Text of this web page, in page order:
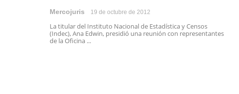
Mercojuris 19 de octubre de 2012
La titular del Instituto Nacional de Estadística y Censos
(Indec), Ana Edwin, presidió una reunión con representantes
de la Oficina ...